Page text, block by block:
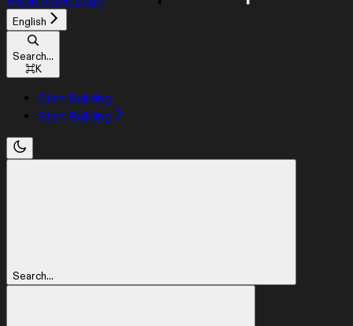
English
Search...
⌘K
Start Building
Start Building
Search...